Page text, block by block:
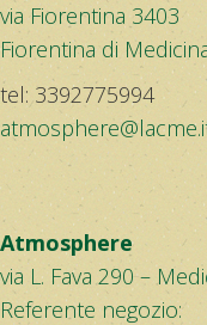
via Fiorentina 3403
Fiorentina di
tel: 3392775994
Atmosphere
via L. Fava 290 –
Referente negozio: